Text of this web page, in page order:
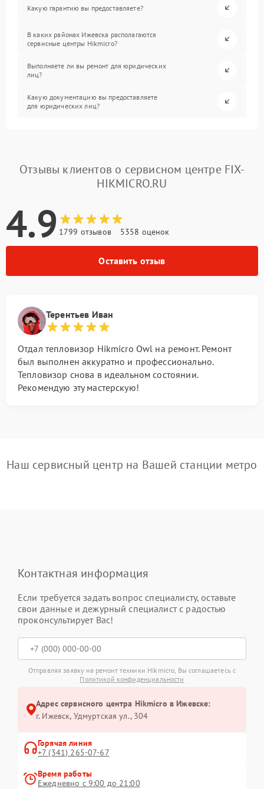
Какую гарантию вы предоставляете?
В каких районах Ижевска располагаются
сервисные центры Hikmicro?
Выполняете ли вы ремонт для юридических
лиц?
Какую документацию вы предоставляете
для юридических лиц?
Отзывы клиентов о сервисном центре FIX-
HIKMICRO.RU
4.9 1799 отзывов 5358 оценок
Оставить отзыв
Терентьев Иван
Отдал тепловизор Hikmicro Owl на ремонт. Ремонт
был выполнен аккуратно и профессионально.
Тепловизор снова в идеальном состоянии.
Рекомендую эту мастерскую!
Наш сервисный центр на Вашей станции метро
Контактная информация
Если требуется задать вопрос специалисту, оставьте
свои данные и дежурный специалист с радостью
проконсультирует Вас!
Отправляя заявку на ремонт техники Hikmicro, Вы соглашаетесь с
Политикой конфиденциальности
Адрес сервисного центра Hikmicro в Ижевске:
г. Ижевск, Удмуртская ул., 304
Горячая линия
+7 (341) 265-07-67
Время работы
Ежедневно с 9:00 до 21:00